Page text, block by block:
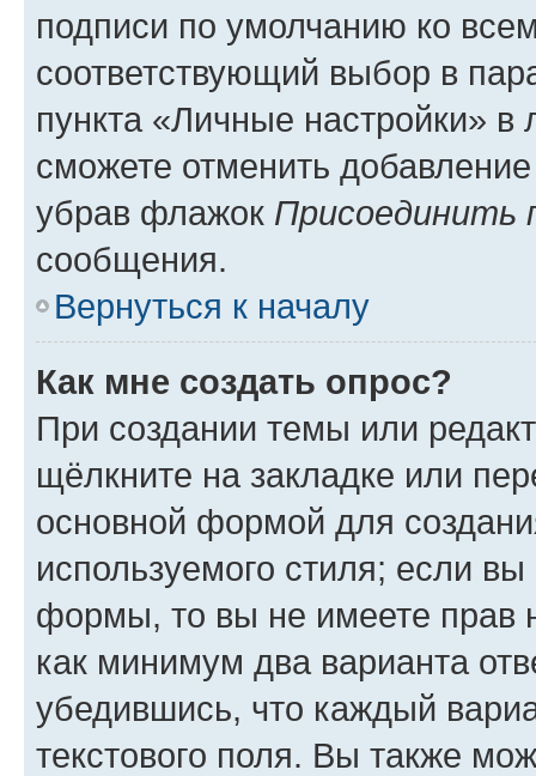
подписи по умолчанию ко
соответствующий выбор в
пункта «Личные настройки»
сможете отменить
убрав флажок Присоединить
сообщения.
Вернуться к началу
Как мне создать опрос?
При создании темы или
щёлкните на закладке или
основной формой для
используемого стиля; если
формы, то вы не имеете прав
как минимум два варианта
убедившись, что каждый
текстового поля. Вы также